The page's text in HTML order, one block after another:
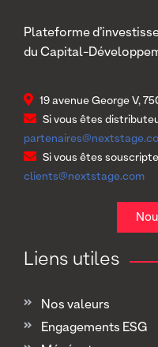
Plateforme
du Capital-
19 avenue George V,
Si vous êtes
Si vous êtes
clients@nextstage.com
Liens utiles
Nos valeurs
Engagements ESG